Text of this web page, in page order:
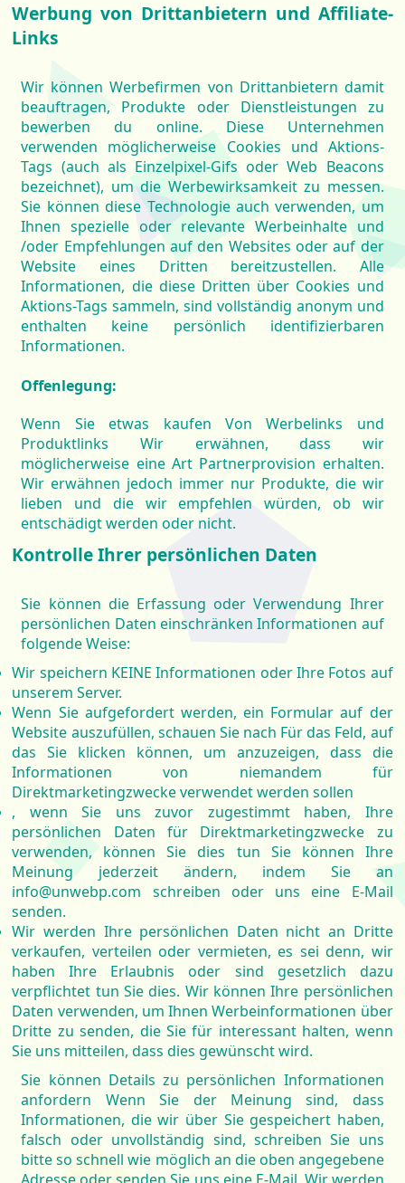
Werbung von Drittanbietern und Affiliate-
Links
Wir können Werbefirmen von Drittanbietern damit
beauftragen, Produkte oder Dienstleistungen zu
bewerben du online. Diese Unternehmen
verwenden möglicherweise Cookies und Aktions-
Tags (auch als Einzelpixel-Gifs oder Web Beacons
bezeichnet), um die Werbewirksamkeit zu messen.
Sie können diese Technologie auch verwenden, um
Ihnen spezielle oder relevante Werbeinhalte und
/oder Empfehlungen auf den Websites oder auf der
Website eines Dritten bereitzustellen. Alle
Informationen, die diese Dritten über Cookies und
Aktions-Tags sammeln, sind vollständig anonym und
enthalten keine persönlich identifizierbaren
Informationen.
Offenlegung:
Wenn Sie etwas kaufen Von Werbelinks und
Produktlinks Wir erwähnen, dass wir
möglicherweise eine Art Partnerprovision erhalten.
Wir erwähnen jedoch immer nur Produkte, die wir
lieben und die wir empfehlen würden, ob wir
entschädigt werden oder nicht.
Kontrolle Ihrer persönlichen Daten
Sie können die Erfassung oder Verwendung Ihrer
persönlichen Daten einschränken Informationen auf
folgende Weise:
Wir speichern KEINE Informationen oder Ihre Fotos auf
unserem Server.
Wenn Sie aufgefordert werden, ein Formular auf der
Website auszufüllen, schauen Sie nach Für das Feld, auf
das Sie klicken können, um anzuzeigen, dass die
Informationen von niemandem für
Direktmarketingzwecke verwendet werden sollen
, wenn Sie uns zuvor zugestimmt haben, Ihre
persönlichen Daten für Direktmarketingzwecke zu
verwenden, können Sie dies tun Sie können Ihre
Meinung jederzeit ändern, indem Sie an
info@unwebp.com schreiben oder uns eine E-Mail
senden.
Wir werden Ihre persönlichen Daten nicht an Dritte
verkaufen, verteilen oder vermieten, es sei denn, wir
haben Ihre Erlaubnis oder sind gesetzlich dazu
verpflichtet tun Sie dies. Wir können Ihre persönlichen
Daten verwenden, um Ihnen Werbeinformationen über
Dritte zu senden, die Sie für interessant halten, wenn
Sie uns mitteilen, dass dies gewünscht wird.
Sie können Details zu persönlichen Informationen
anfordern Wenn Sie der Meinung sind, dass
Informationen, die wir über Sie gespeichert haben,
falsch oder unvollständig sind, schreiben Sie uns
bitte so schnell wie möglich an die oben angegebene